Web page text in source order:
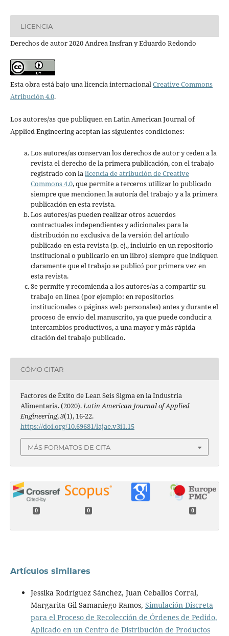
LICENCIA
Derechos de autor 2020 Andrea Insfran y Eduardo Redondo
Esta obra está bajo una licencia internacionalCreative Commons
Atribución 4.0.
Los autores/as que publiquen en Latin American Journal of
Applied Engineering aceptan las siguientes condiciones:
Los autores/as conservan los derechos de autor y ceden a la
revista el derecho de la primera publicación, con el trabajo
registrado con lalicencia de atribución de Creative
Commons 4.0, que permite a terceros utilizar lo publicado
siempre que mencionen la autoría del trabajo y a la primera
publicación en esta revista.
Los autores/as pueden realizar otros acuerdos
contractuales independientes y adicionales para la
distribución no exclusiva de la versión del artículo
publicado en esta revista (p. ej., incluirlo en un repositorio
institucional o publicarlo en un libro) siempre que indiquen
claramente que el trabajo se publicó por primera vez en
esta revista.
Se permite y recomienda a los autores/as a compartir su
trabajo en línea (por ejemplo: en repositorios
institucionales o páginas web personales) antes y durante el
proceso de envío del manuscrito, ya que puede conducir a
intercambios productivos, a una mayor y más rápida
citación del trabajo publicado.
CÓMO CITAR
Factores de Éxito de Lean Seis Sigma en la Industria
Alimentaria. (2020).Latin American Journal of Applied
Engineering,3(1), 16-22.
https://doi.org/10.69681/lajae.v3i1.15
MÁS FORMATOS DE CITA
0 0 0
Artículos similares
Jessika Rodríguez Sánchez, Juan Ceballos Corral,
Margarita Gil Samaniego Ramos, Simulación Discreta
para el Proceso de Recolección de Órdenes de Pedido,
Aplicado en un Centro de Distribución de Productos